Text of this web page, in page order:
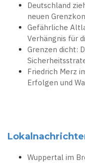
Deutschland
neuen
Gefährliche
Verhängnis für
Grenzen dicht:
Friedrich Merz
Erfolgen und
Wuppertal im